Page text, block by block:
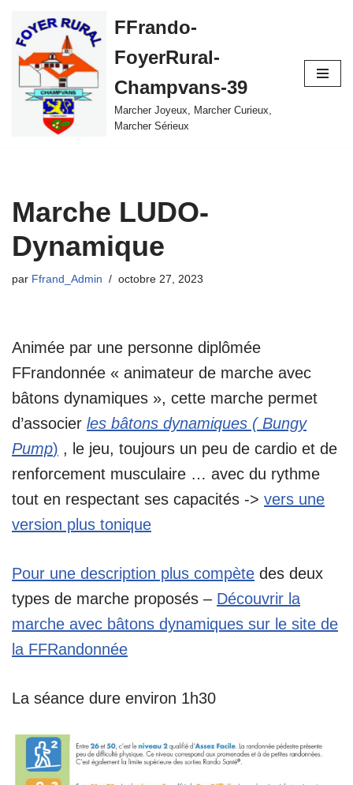
Aller
au
contenu
FFrando-
FoyerRural-
Champvans-39
Marcher Joyeux, Marcher Curieux,
Marcher Sérieux
Marche LUDO-
Dynamique
par Ffrand_Admin octobre 27, 2023
Animée par une personne diplômée
FFrandonnée « animateur de marche avec
bâtons dynamiques », cette marche permet
d’associer les bâtons dynamiques ( Bungy
Pump) , le jeu, toujours un peu de cardio et de
renforcement musculaire … avec du rythme
tout en respectant ses capacités -> vers une
version plus tonique
Pour une description plus compète des deux
types de marche proposés – Découvrir la
marche avec bâtons dynamiques sur le site de
la FFRandonnée
La séance dure environ 1h30